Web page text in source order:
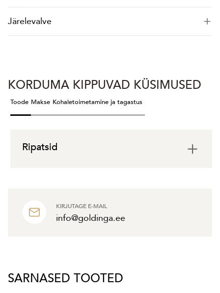
Järelevalve
KIRJUTAGE E-MAIL
info@goldinga.ee
KORDUMA KIPPUVAD KÜSIMUSED
Toode Makse Kohaletoimetamine ja tagastus
Ripatsid
SARNASED TOOTED